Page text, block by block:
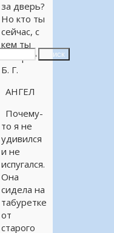
Поиск
за дверь?
Но кто ты
сейчас, с
кем ты
теперь?
Б. Г.
АНГЕЛ
Почему-
то я не
удивился
и не
испугался.
Она
сидела на
табуретке
от
старого